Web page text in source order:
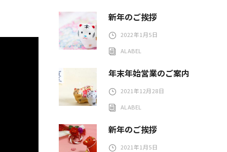
新年のご挨拶
2022年1月5日
ALABEL
年末年始営業のご案内
2021年12月28日
ALABEL
新年のご挨拶
2021年1月5日